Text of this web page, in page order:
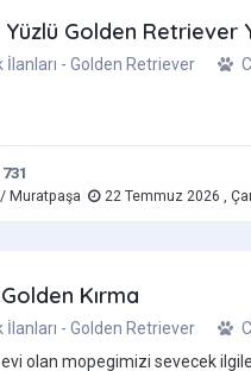
Golden Retriever
İlanları - Golden Retriever
731
Muratpaşa 22 Temmuz 2026 ,
Kırma
İlanları - Golden Retriever
olan mopegimizi sevecek